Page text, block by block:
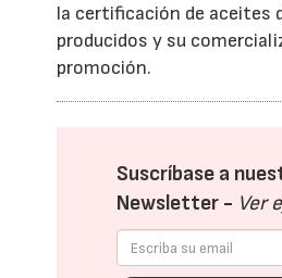
la certificación de aceites
producidos y su
promoción.
Suscríbase a
Newsletter - Ver